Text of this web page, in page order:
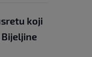
koji